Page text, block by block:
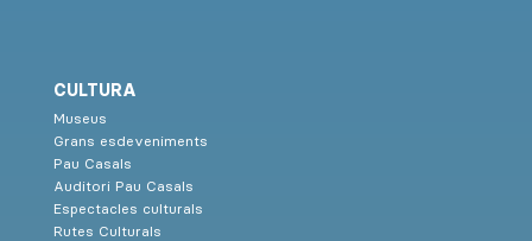
CULTURA
Museus
Grans esdeveniments
Pau Casals
Auditori Pau Casals
Espectacles culturals
Rutes Culturals